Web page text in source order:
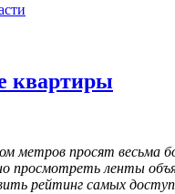
квартиры
просят весьма
ленты
рейтинг самых